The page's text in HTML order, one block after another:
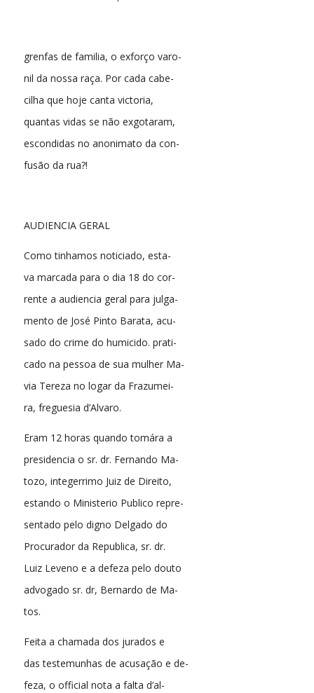
grenfas de familia, o exforço varo-
nil da nossa raça. Por cada cabe-
cilha que hoje canta victoria,
quantas vidas se não exgotaram,
escondidas no anonimato da con-
fusão da rua?!
AUDIENCIA GERAL
Como tinhamos noticiado, esta-
va marcada para o dia 18 do cor-
rente a audiencia geral para julga-
mento de José Pinto Barata, acu-
sado do crime do humicido. prati-
cado na pessoa de sua mulher Ma-
via Tereza no logar da Frazumei-
ra, freguesia d’Alvaro.
Eram 12 horas quando tomára a
presidencia o sr. dr. Fernando Ma-
tozo, integerrimo Juiz de Direito,
estando o Ministerio Publico repre-
sentado pelo digno Delgado do
Procurador da Republica, sr. dr.
Luiz Leveno e a defeza pelo douto
advogado sr. dr, Bernardo de Ma-
tos.
Feita a chamada dos jurados e
das testemunhas de acusação e de-
feza, o official nota a falta d’al-